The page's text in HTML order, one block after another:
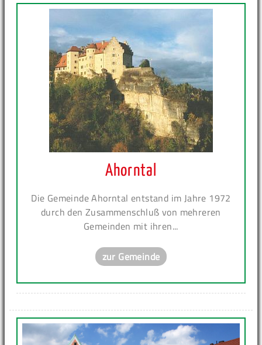
Ahorntal
Die Gemeinde Ahorntal entstand im Jahre 1972
durch den Zusammenschluß von mehreren
Gemeinden mit ihren...
zur Gemeinde